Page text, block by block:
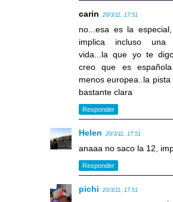
carin 20/3/11, 17:51
no...esa es la
implica incluso
vida...la que yo te
creo que es
menos europea..la
bastante clara
Responder
Helen 20/3/11, 17:51
anaaa no saco la 12,
Responder
pichi 20/3/11, 17:51